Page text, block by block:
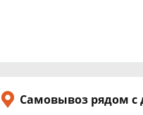
Самовывоз рядом